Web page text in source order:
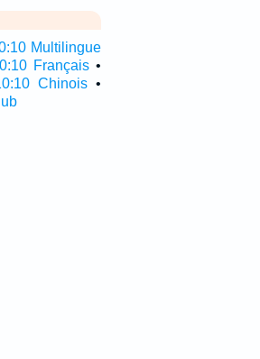
Multilingue
Français •
Chinois •